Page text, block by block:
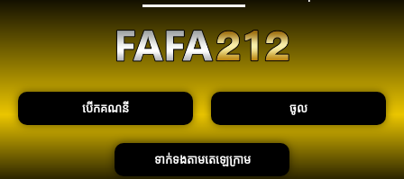
បើកគណនី ចូល
ទាក់ទងតាមតេឡេក្រាម